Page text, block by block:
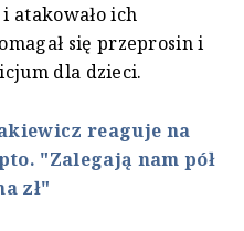
atakowało ich
się przeprosin i
dla dzieci.
reaguje na
"Zalegają nam pół
zł"